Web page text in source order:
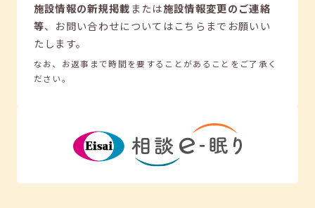
施設情報の新規掲載または施設情報変更のご連絡
等、 お問い合わせについてはこちらまでお願いい
たします。
なお、お返事まで時間を要することがあることをご了承く
ださい。